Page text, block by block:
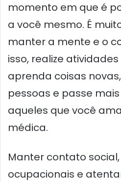
momento em que é
a você mesmo. É
manter a mente e o
isso, realize
aprenda coisas
pessoas e passe
aqueles que você
médica.
Manter contato
ocupacionais e